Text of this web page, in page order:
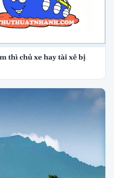
thì chủ xe hay tài xế bị